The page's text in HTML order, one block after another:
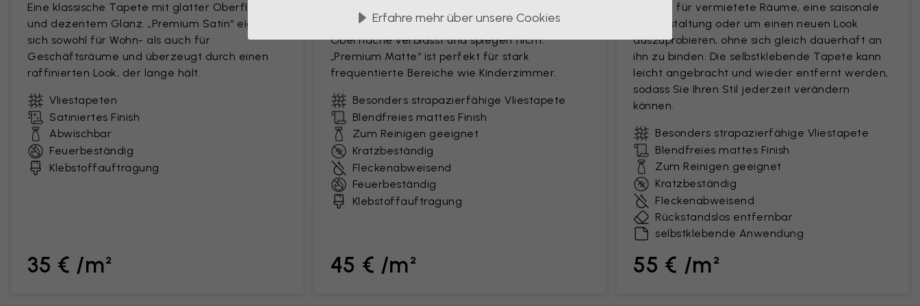
Eine klassische Tapete mit glatter Oberfläche
und dezentem Glanz. „Premium Satin“ eignet
sich sowohl für Wohn- als auch für
Geschäftsräume und überzeugt durch einen
raffinierten Look, der lange hält.
Vliestapeten
Satiniertes Finish
Abwischbar
Feuerbeständig
Klebstoffauftragung
35 € /m²
reinigende Tapete mit eleganter, matter
Oberfläche verblasst und spiegelt nicht.
„Premium Matte“ ist perfekt für stark
frequentierte Bereiche wie Kinderzimmer.
Besonders strapazierfähige Vliestapete
Blendfreies mattes Finish
Zum Reinigen geeignet
Kratzbeständig
Fleckenabweisend
Feuerbeständig
Klebstoffauftragung
45 € /m²
Perfekt für vermietete Räume, eine saisonale
Neugestaltung oder um einen neuen Look
auszuprobieren, ohne sich gleich dauerhaft an
ihn zu binden. Die selbstklebende Tapete kann
leicht angebracht und wieder entfernt werden,
sodass Sie Ihren Stil jederzeit verändern
können.
Besonders strapazierfähige Vliestapete
Blendfreies mattes Finish
Zum Reinigen geeignet
Kratzbeständig
Fleckenabweisend
Rückstandslos entfernbar
selbstklebende Anwendung
55 € /m²
Erfahre mehr über unsere Cookies